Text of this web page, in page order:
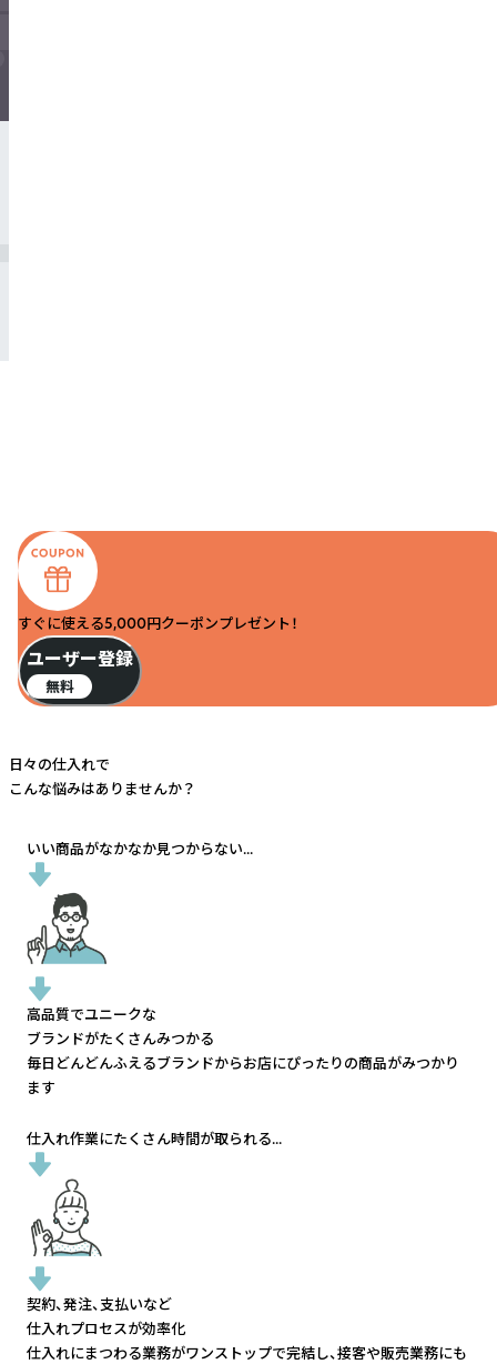
すぐに使える5,000円クーポンプレゼント！
ユーザー登録
無料
日々の仕入れで
こんな悩みはありませんか？
いい商品がなかなか見つからない...
高品質でユニークな
ブランドがたくさんみつかる
毎日どんどんふえるブランドからお店にぴったりの商品がみつかり
ます
仕入れ作業にたくさん時間が取られる...
契約、発注、支払いなど
仕入れプロセスが効率化
仕入れにまつわる業務がワンストップで完結し、接客や販売業務にも